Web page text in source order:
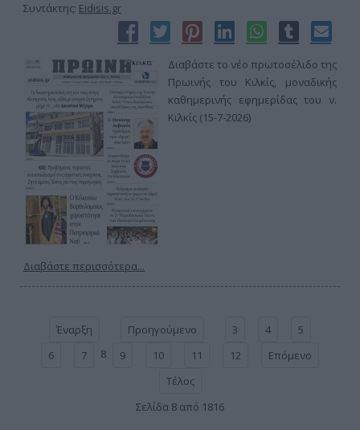
Συντάκτης: Eidisis.gr
Διαβάστε το νέο πρωτοσέλιδο της
Πρωινής του Κιλκίς, μοναδικής
καθημερινής εφημερίδας του ν.
Κιλκίς (15-7-2026)
Διαβάστε περισσότερα...
Έναρξη Προηγούμενο 3 4
5
6
7 8 9 10 11 12
Επόμενο
Τέλος
Σελίδα 8 από 1816